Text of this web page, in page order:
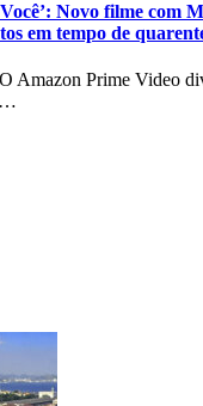
Novo filme com
em tempo de
Amazon Prime Video